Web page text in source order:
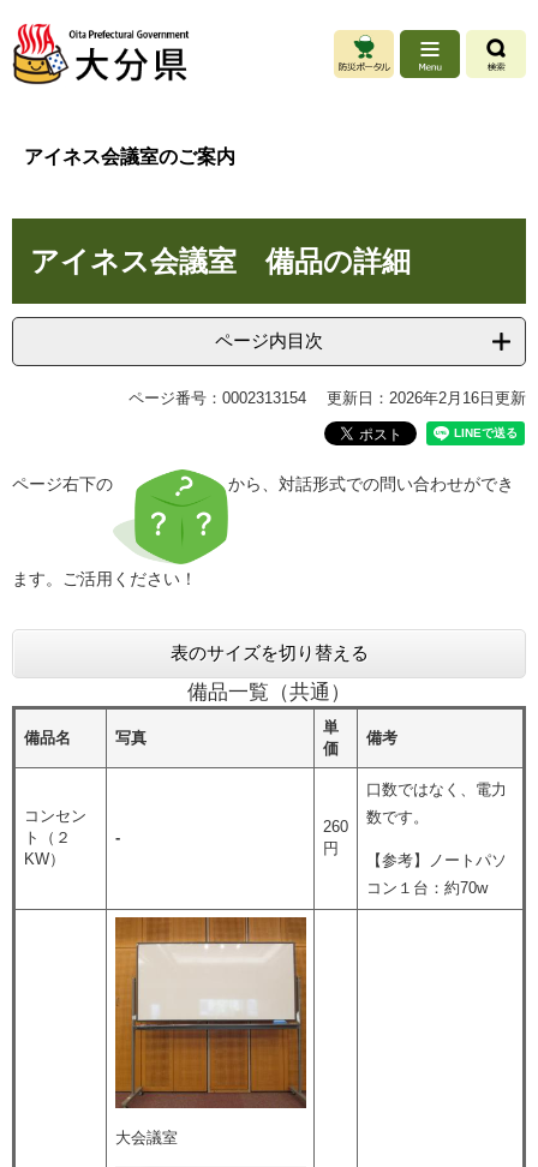
ジ
ュ
アイネス会議室のご案内
アイネス会議室 備品の詳細
ページ内目次
ページ番号：0002313154 更新日：2026年2月16日更新
ページ右下の から、対話形式での問い合わせができ
ます。ご活用ください！
表のサイズを切り替える
備品一覧（共通）
備品名 写真
単
価
備考
コンセン
ト（２
KW）
-
260
円
口数ではなく、電力
数です。
【参考】ノートパソ
コン１台：約70w
大会議室